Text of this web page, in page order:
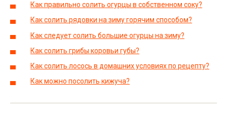
Как правильно солить огурцы в собственном соку?
Как солить рядовки на зиму горячим способом?
Как следует солить большие огурцы на зиму?
Как солить грибы коровьи губы?
Как солить лосось в домашних условиях по рецепту?
Как можно посолить кижуча?